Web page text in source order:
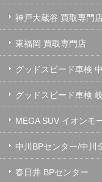
神戸大蔵谷 買取専門店
東福岡 買取専門店
グッドスピード車検
グッドスピード車検
MEGA SUV イオンモ
中川BPセンター/中川
春日井 BPセンター